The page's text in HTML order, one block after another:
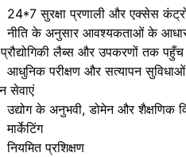
24*7 सुरक्षा प्रणाली और एक्सेस
नीति के अनुसार आवश्यकताओं के आधार
लैब्स और उपकरणों तक पहुँच
आधुनिक परीक्षण और सत्यापन
सेवाएं
उद्योग के अनुभवी, डोमेन और शैक्षणिक
मार्केटिंग
नियमित प्रशिक्षण